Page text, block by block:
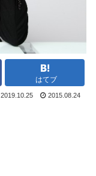
はてブ
2019.10.25 2015.08.24